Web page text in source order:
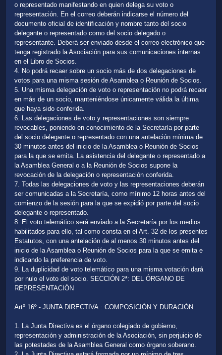
o representado manifestando en quien delega su voto o
representación. En el correo deberán indicarse el número del
documento oficial de identificación y nombre tanto del socio
delegante o representado como del socio delegado o
representante. Deberá ser enviado desde el correo electrónico que
tenga registrado la Asociación para sus comunicaciones internas
en el Libro de Socios.
4. No podrá recaer sobre un socio más de dos delegaciones de
votos para una misma sesión de Asamblea o Reunión de Socios.
5. Una misma delegación de voto o representación no podrá recaer
en más de un socio, manteniéndose únicamente válida la última
que haya sido conferida.
6. Las delegaciones de voto y representaciones son siempre
revocables, poniendo en conocimiento de la Secretaría por parte
del socio delegante o representado con una antelación mínima de
30 minutos antes del inicio de la Asamblea o Reunión de Socios
para la que se emita. La asistencia del delegante o representado a
la Asamblea General o a la Reunión de Socios supone la
revocación de la delegación o representación conferida.
7. Todas las delegaciones de voto y las representaciones deberán
ser comunicadas a la Secretaría, como mínimo 12 horas antes del
comienzo de la sesión para la que se expidió por parte del socio
delegante o representado.
8. El voto telemático será enviado a la Secretaría por los medios
habilitados para ello, tal como consta en el Art. 32 de los presentes
Estatutos, con una antelación de al menos 30 minutos antes del
inicio de la Asamblea o Reunión de Socios para la que se emita e
indicando la preferencia de voto.
9. La duplicidad de voto telemático para una misma votación dará
por nulo el voto del socio. SECCIÓN 2ª: DEL ÓRGANO DE
REPRESENTACIÓN
Artº 16º.- JUNTA DIRECTIVA.: COMPOSICIÓN Y DURACIÓN
1. La Junta Directiva es el órgano colegiado de gobierno,
representación y administración de la Asociación, sin perjuicio de
las potestades de la Asamblea General como órgano soberano.